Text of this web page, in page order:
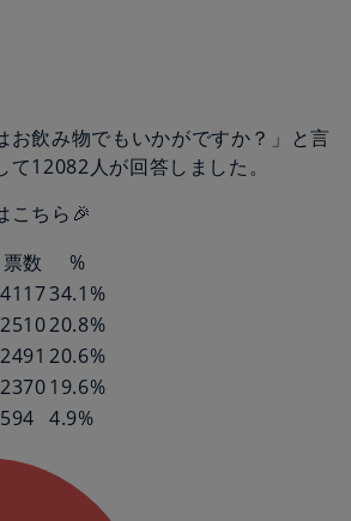
お飲み物でもいかがですか？」と言
て12082人が回答しました。
こちら🎉
票数
%
411734.1 %
251020.8%
2491 20.6%
237019.6%
594 4.9%